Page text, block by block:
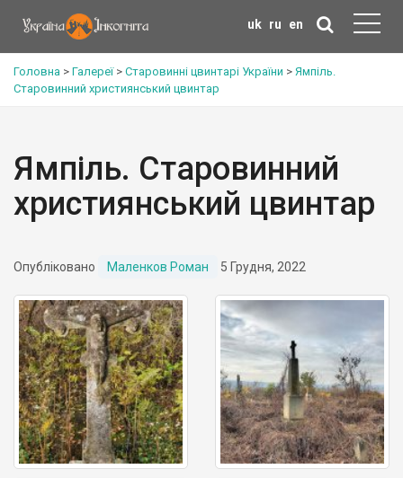
uk ru en
Головна > Галереї> Старовинні цвинтарі України > Ямпіль.
Старовинний християнський цвинтар
Ямпіль. Старовинний
християнський цвинтар
Опубліковано Маленков Роман 5 Грудня, 2022